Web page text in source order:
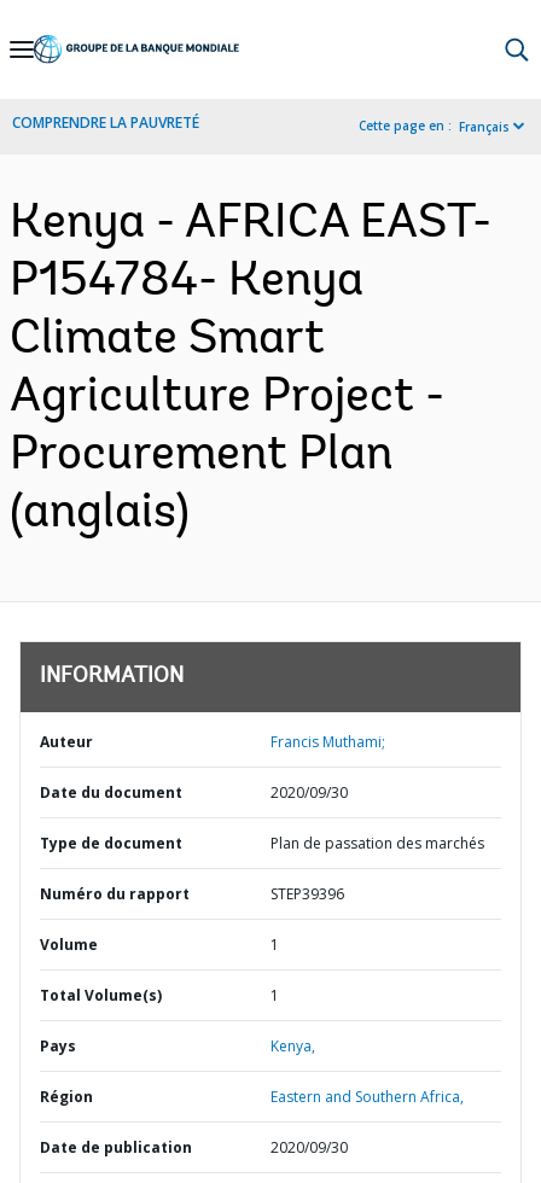
Skip
Navigation
COMPRENDRE LA PAUVRETÉ Cette page en : Français
Kenya - AFRICA EAST-
P154784- Kenya
Climate Smart
Agriculture Project -
Procurement Plan
(anglais)
INFORMATION
Auteur Francis Muthami;
Date du document 2020/09/30
Type de document Plan de passation des marchés
Numéro du rapport STEP39396
Volume 1
Total Volume(s) 1
Pays Kenya,
Région Eastern and Southern Africa,
Date de publication 2020/09/30